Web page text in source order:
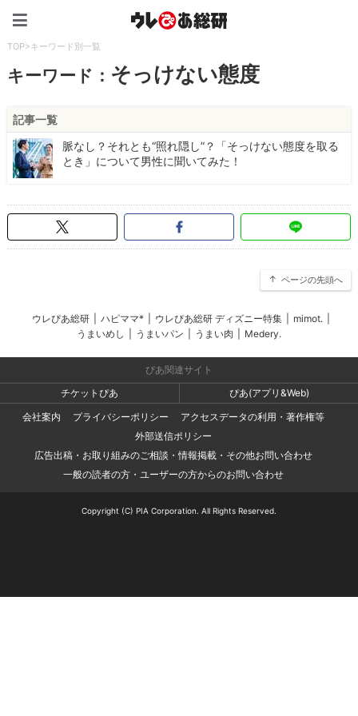
TOP>キーワード別一覧
キーワード： そっけない態度
記事一覧
脈なし？それとも“照れ隠し”？「そっけない態度を取る
とき」について男性に聞いてみた！
ページの先頭へ
ウレぴあ総研 ハピママ* ウレぴあ総研 ディズニー特集 mimot.
うまいめし
うまいパン うまい肉 Medery.
ぴあ関連サイト
チケットぴあ
ぴあ(アプリ&Web)
会社案内
プライバシーポリシー
アクセスデータの利用・著作権等
外部送信ポリシー
広告出稿・お取り組みのご相談・情報掲載・その他お問い合わせ
一般の読者の方・ユーザーの方からのお問い合わせ
Copyright (C) PIA Corporation. All Rights Reserved.